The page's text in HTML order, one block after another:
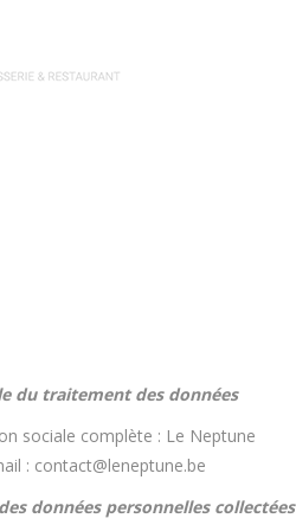
du traitement des données
sociale complète : Le Neptune
: contact@leneptune.be
données personnelles collectées